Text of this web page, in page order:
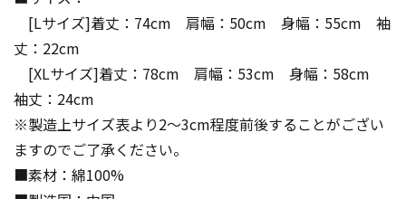
[Lサイズ]着丈：74cm 肩幅：50cm 身幅：55cm 袖
丈：22cm
[XLサイズ]着丈：78cm 肩幅：53cm 身幅：58cm
袖丈：24cm
※製造上サイズ表より2～3cm程度前後することがござい
ますのでご了承ください。
■素材：綿100%